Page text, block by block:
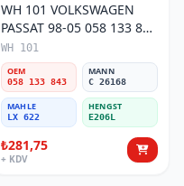
WH 101 VOLKSWAGEN
PASSAT 98-05 058 133 843
Hava Filtresi
WH 101
OEM
058 133 843
MANN
C 26168
MAHLE
LX 622
HENGST
E206L
₺281,75
+ KDV